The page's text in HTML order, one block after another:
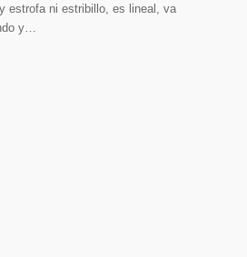
estrofa ni estribillo, es lineal, va
y…